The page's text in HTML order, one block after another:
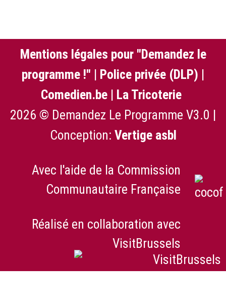
Mentions légales pour "Demandez le
programme !" | Police privée (DLP) |
Comedien.be | La Tricoterie
2026 © Demandez Le Programme V3.0 |
Conception: Vertige asbl
Avec l'aide de la Commission
Communautaire Française
Réalisé en collaboration avec
VisitBrussels